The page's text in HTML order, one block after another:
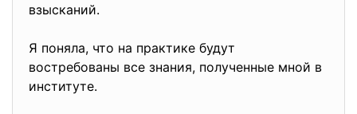
взысканий.
Я поняла, что на практике будут
востребованы все знания, полученные мной в
институте.